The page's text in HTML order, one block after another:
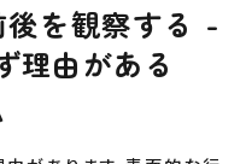
後を観察する -
理由がある